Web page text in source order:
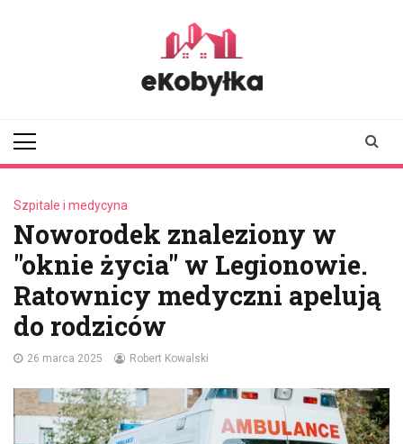
Szpitale i medycyna
Noworodek znaleziony w
"oknie życia" w Legionowie.
Ratownicy medyczni apelują
do rodziców
26 marca 2025 Robert Kowalski